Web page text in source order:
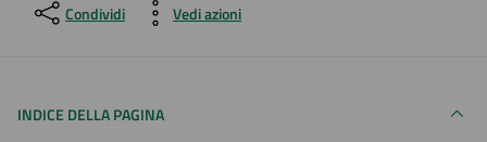
Condividi Vedi azioni
INDICE DELLA PAGINA